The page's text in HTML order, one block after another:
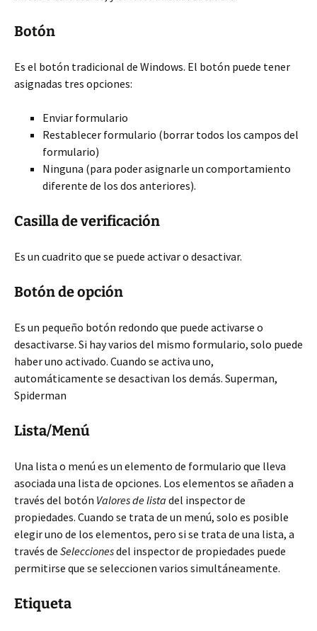
Botón
Es el botón tradicional de Windows. El botón puede tener
asignadas tres opciones:
Enviar formulario
Restablecer formulario (borrar todos los campos del
formulario)
Ninguna (para poder asignarle un comportamiento
diferente de los dos anteriores).
Casilla de verificación
Es un cuadrito que se puede activar o desactivar.
Botón de opción
Es un pequeño botón redondo que puede activarse o
desactivarse. Si hay varios del mismo formulario, solo puede
haber uno activado. Cuando se activa uno,
automáticamente se desactivan los demás. Superman,
Spiderman
Lista/Menú
Una lista o menú es un elemento de formulario que lleva
asociada una lista de opciones. Los elementos se añaden a
través del botón Valores de lista del inspector de
propiedades. Cuando se trata de un menú, solo es posible
elegir uno de los elementos, pero si se trata de una lista, a
través de Seleccionesdel inspector de propiedades puede
permitirse que se seleccionen varios simultáneamente.
Etiqueta